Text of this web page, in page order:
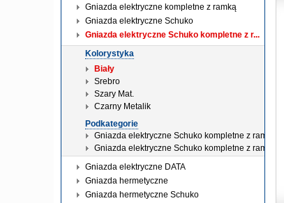
Gniazda elektryczne kompletne z ramką
Gniazda elektryczne Schuko
Gniazda elektryczne Schuko kompletne z r...
Kolorystyka
Biały
Srebro
Szary Mat.
Czarny Metalik
Podkategorie
Gniazda elektryczne Schuko kompletne z ramką
Gniazda elektryczne Schuko kompletne z ramką z
Gniazda elektryczne DATA
Gniazda hermetyczne
Gniazda hermetyczne Schuko